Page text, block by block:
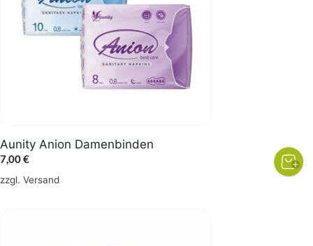
Aunity Anion Damenbinden
7,00€
zzgl. Versand
werden